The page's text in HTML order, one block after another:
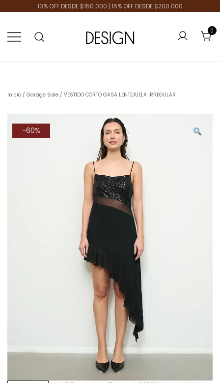
10% OFF DESDE $150.000 | 15% OFF DESDE $200.000
0
Inicio / Garage Sale / VESTIDO CORTO GASA LENTEJUELA IRREGULAR
-60%